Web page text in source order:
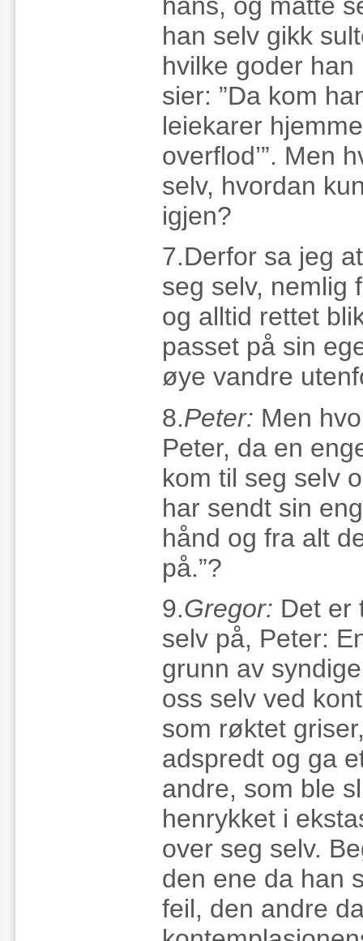
han selv gikk
hvilke goder
sier: ”Da kom
leiekarer
overflod’”. Men
selv, hvordan
igjen?
7.Derfor sa jeg
seg selv, nemlig
og alltid rettet
passet på sin
øye vandre
8.Peter: Men
Peter, da en
kom til seg selv
har sendt sin
hånd og fra alt
på.”?
9.Gregor: Det er
selv på, Peter:
grunn av
oss selv ved
som røktet
adspredt og ga
andre, som ble
henrykket i
over seg selv.
den ene da han
feil, den andre